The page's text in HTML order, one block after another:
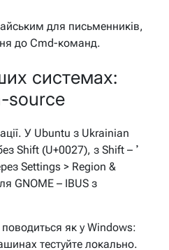
для письменників,
до Cmd-команд.
системах:
source
У Ubuntu з Ukrainian
Shift (U+0027), з Shift – ʼ
Settings > Region &
GNOME – IBUS з
як у Windows:
тестуйте локально.